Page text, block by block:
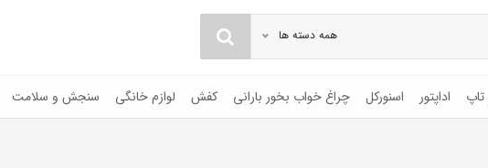
همه دسته ها
اداپتور اسنورکل چراغ خواب بخور بارانی کفش لوازم خانگی سنجش و سلامت